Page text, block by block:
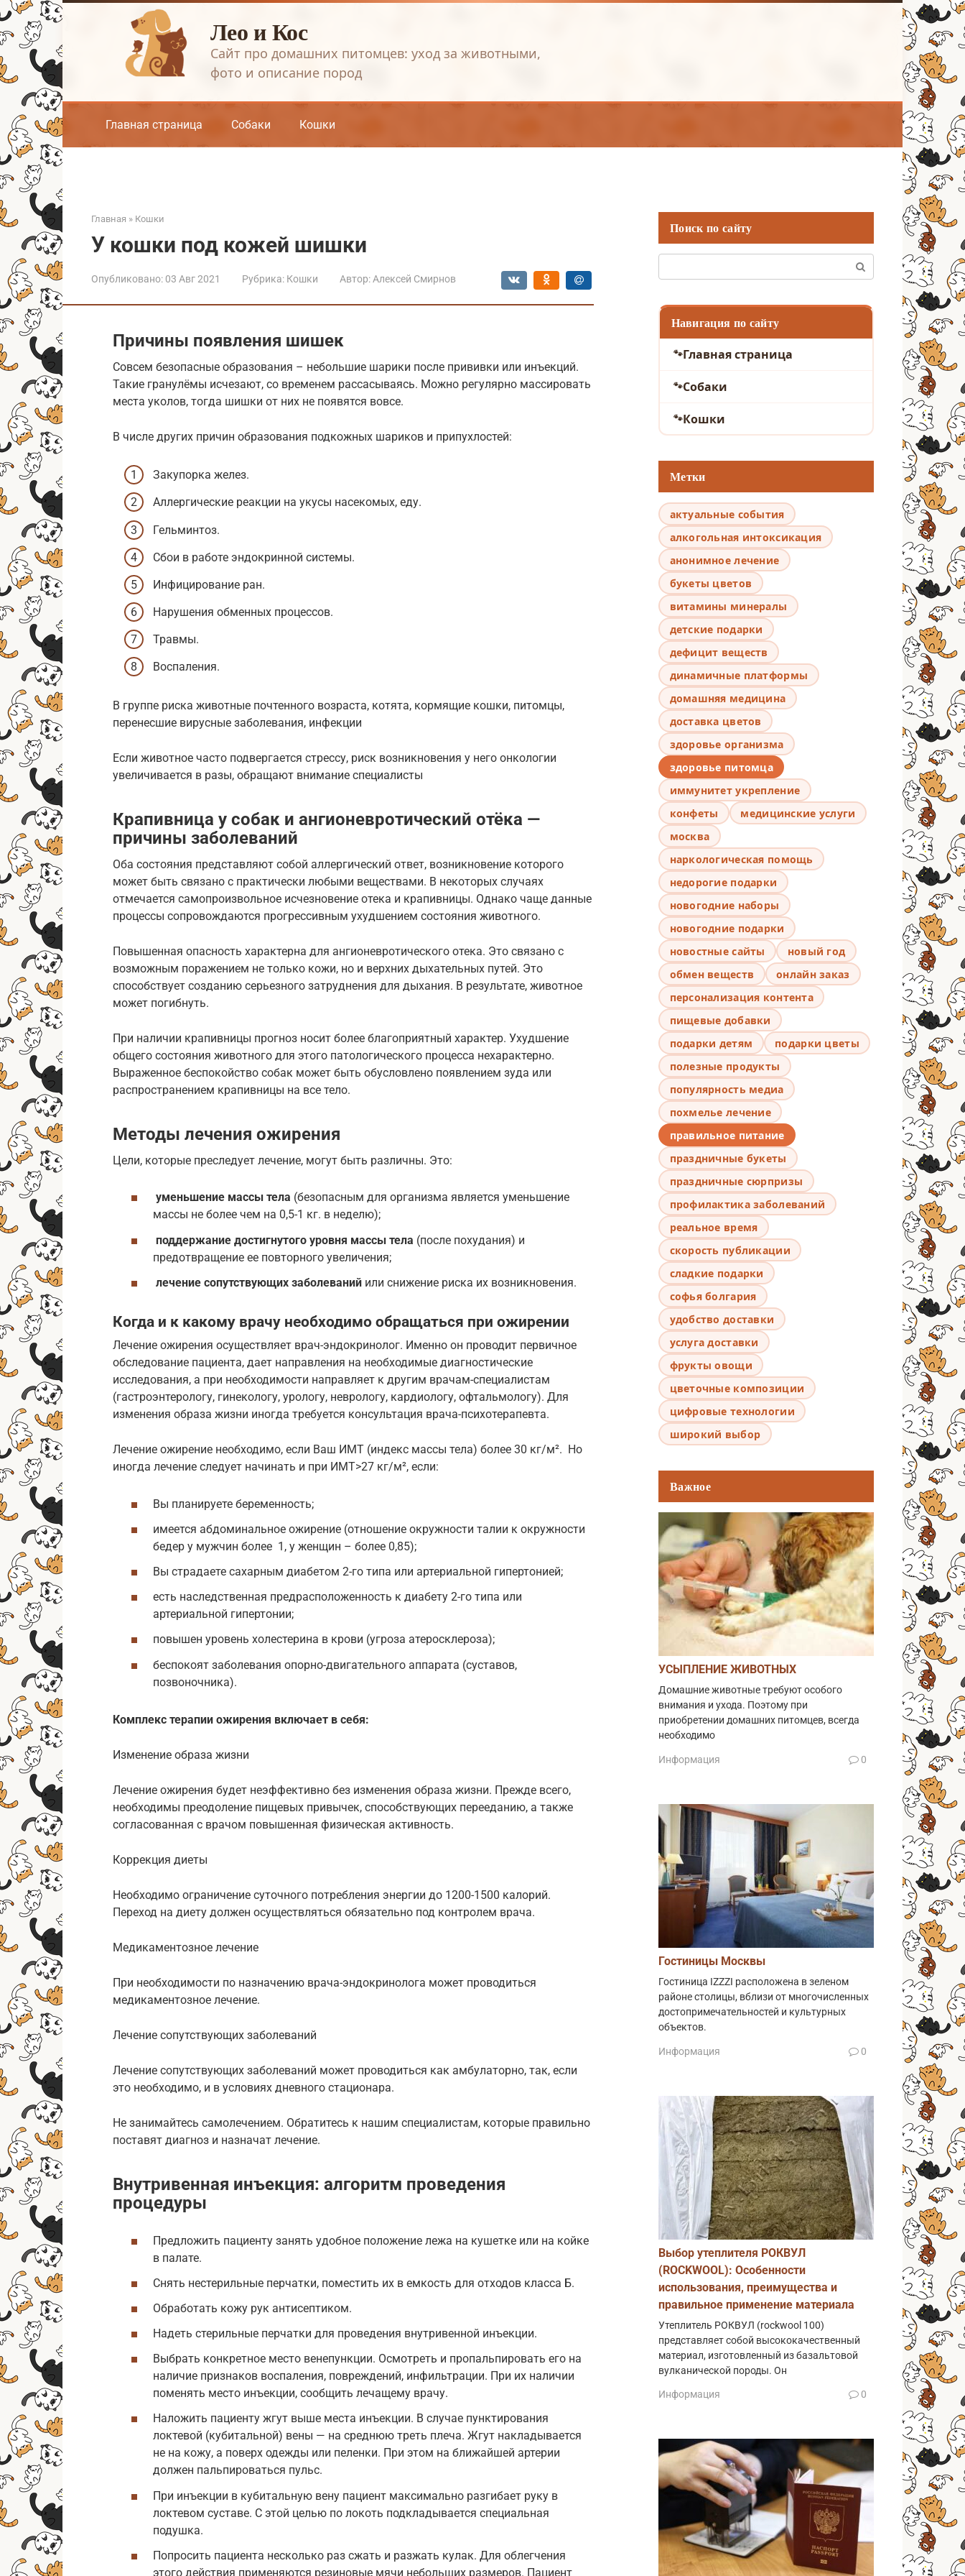
Перейти
к
контенту
Лео и Кос
Сайт про домашних питомцев: уход за животными,
фото и описание пород
Главная страница Собаки Кошки
Главная » Кошки
У кошки под кожей шишки
Опубликовано: 03 Авг 2021 Рубрика: Кошки Автор: Алексей Смирнов
Причины появления шишек
Совсем безопасные образования – небольшие шарики после прививки или инъекций.
Такие гранулёмы исчезают, со временем рассасываясь. Можно регулярно массировать
места уколов, тогда шишки от них не появятся вовсе.
В числе других причин образования подкожных шариков и припухлостей:
Закупорка желез.
Аллергические реакции на укусы насекомых, еду.
Гельминтоз.
Сбои в работе эндокринной системы.
Инфицирование ран.
Нарушения обменных процессов.
Травмы.
Воспаления.
В группе риска животные почтенного возраста, котята, кормящие кошки, питомцы,
перенесшие вирусные заболевания, инфекции
Если животное часто подвергается стрессу, риск возникновения у него онкологии
увеличивается в разы, обращают внимание специалисты
Крапивница у собак и ангионевротический отёка —
причины заболеваний
Оба состояния представляют собой аллергический ответ, возникновение которого
может быть связано с практически любыми веществами. В некоторых случаях
отмечается самопроизвольное исчезновение отека и крапивницы. Однако чаще данные
процессы сопровождаются прогрессивным ухудшением состояния животного.
Повышенная опасность характерна для ангионевротического отека. Это связано с
возможным поражением не только кожи, но и верхних дыхательных путей. Это
способствует созданию серьезного затруднения для дыхания. В результате, животное
может погибнуть.
При наличии крапивницы прогноз носит более благоприятный характер. Ухудшение
общего состояния животного для этого патологического процесса нехарактерно.
Выраженное беспокойство собак может быть обусловлено появлением зуда или
распространением крапивницы на все тело.
Методы лечения ожирения
Цели, которые преследует лечение, могут быть различны. Это:
уменьшение массы тела (безопасным для организма является уменьшение
массы не более чем на 0,5-1 кг. в неделю);
поддержание достигнутого уровня массы тела (после похудания) и
предотвращение ее повторного увеличения;
лечение сопутствующих заболеваний или снижение риска их возникновения.
Когда и к какому врачу необходимо обращаться при ожирении
Лечение ожирения осуществляет врач-эндокринолог. Именно он проводит первичное
обследование пациента, дает направления на необходимые диагностические
исследования, а при необходимости направляет к другим врачам-специалистам
(гастроэнтерологу, гинекологу, урологу, неврологу, кардиологу, офтальмологу). Для
изменения образа жизни иногда требуется консультация врача-психотерапевта.
Лечение ожирение необходимо, если Ваш ИМТ (индекс массы тела) более 30 кг/м². Но
иногда лечение следует начинать и при ИМТ>27 кг/м², если:
Вы планируете беременность;
имеется абдоминальное ожирение (отношение окружности талии к окружности
бедер у мужчин более 1, у женщин – более 0,85);
Вы страдаете сахарным диабетом 2-го типа или артериальной гипертонией;
есть наследственная предрасположенность к диабету 2-го типа или
артериальной гипертонии;
повышен уровень холестерина в крови (угроза атеросклероза);
беспокоят заболевания опорно-двигательного аппарата (суставов,
позвоночника).
Комплекс терапии ожирения включает в себя:
Изменение образа жизни
Лечение ожирения будет неэффективно без изменения образа жизни. Прежде всего,
необходимы преодоление пищевых привычек, способствующих перееданию, а также
согласованная с врачом повышенная физическая активность.
Коррекция диеты
Необходимо ограничение суточного потребления энергии до 1200-1500 калорий.
Переход на диету должен осуществляться обязательно под контролем врача.
Медикаментозное лечение
При необходимости по назначению врача-эндокринолога может проводиться
медикаментозное лечение.
Лечение сопутствующих заболеваний
Лечение сопутствующих заболеваний может проводиться как амбулаторно, так, если
это необходимо, и в условиях дневного стационара.
Не занимайтесь самолечением. Обратитесь к нашим специалистам, которые правильно
поставят диагноз и назначат лечение.
Внутривенная инъекция: алгоритм проведения
процедуры
Предложить пациенту занять удобное положение лежа на кушетке или на койке
в палате.
Снять нестерильные перчатки, поместить их в емкость для отходов класса Б.
Обработать кожу рук антисептиком.
Надеть стерильные перчатки для проведения внутривенной инъекции.
Выбрать конкретное место венепункции. Осмотреть и пропальпировать его на
наличие признаков воспаления, повреждений, инфильтрации. При их наличии
поменять место инъекции, сообщить лечащему врачу.
Наложить пациенту жгут выше места инъекции. В случае пунктирования
локтевой (кубитальной) вены — на среднюю треть плеча. Жгут накладывается
не на кожу, а поверх одежды или пеленки. При этом на ближайшей артерии
должен пальпироваться пульс.
При инъекции в кубитальную вену пациент максимально разгибает руку в
локтевом суставе. С этой целью по локоть подкладывается специальная
подушка.
Попросить пациента несколько раз сжать и разжать кулак. Для облегчения
этого действия применяются резиновые мячи небольших размеров. Пациент
Поиск по сайту
Навигация по сайту
Главная страница
Собаки
Кошки
Метки
актуальные события
алкогольная интоксикация
анонимное лечение
букеты цветов
витамины минералы
детские подарки
дефицит веществ
динамичные платформы
домашняя медицина
доставка цветов
здоровье организма
здоровье питомца
иммунитет укрепление
конфеты
медицинские услуги
москва
наркологическая помощь
недорогие подарки
новогодние наборы
новогодние подарки
новостные сайты
новый год
обмен веществ
онлайн заказ
персонализация контента
пищевые добавки
подарки детям
подарки цветы
полезные продукты
популярность медиа
похмелье лечение
правильное питание
праздничные букеты
праздничные сюрпризы
профилактика заболеваний
реальное время
скорость публикации
сладкие подарки
софья болгария
удобство доставки
услуга доставки
фрукты овощи
цветочные композиции
цифровые технологии
широкий выбор
Важное
УСЫПЛЕНИЕ ЖИВОТНЫХ
Домашние животные требуют особого
внимания и ухода. Поэтому при
приобретении домашних питомцев, всегда
необходимо
Информация 0
Гостиницы Москвы
Гостиница IZZZI расположена в зеленом
районе столицы, вблизи от многочисленных
достопримечательностей и культурных
объектов.
Информация 0
Выбор утеплителя РОКВУЛ
(ROCKWOOL): Особенности
использования, преимущества и
правильное применение материала
Утеплитель РОКВУЛ (rockwool 100)
представляет собой высококачественный
материал, изготовленный из базальтовой
вулканической породы. Он
Информация 0